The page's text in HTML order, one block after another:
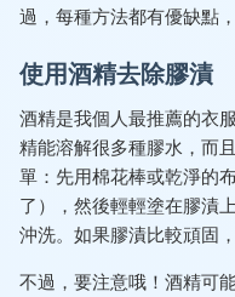
過，每種方法都有優缺點
使用酒精去除膠漬
酒精是我個人最推薦的衣
精能溶解很多種膠水，而
單：先用棉花棒或乾淨的
了），然後輕輕塗在膠漬
沖洗。如果膠漬比較頑固
不過，要注意哦！酒精可